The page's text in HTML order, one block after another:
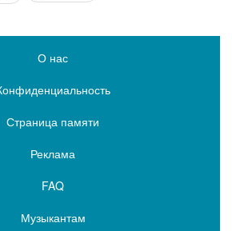
О нас
Страница памяти
Реклама
FAQ
Музыкантам